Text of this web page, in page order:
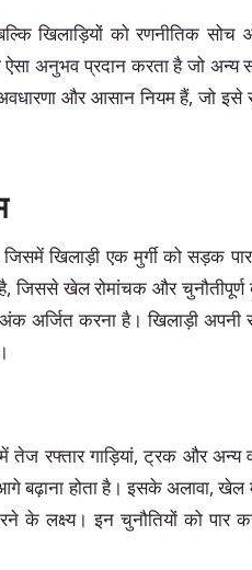
खिलाड़ियों को रणनीतिक सोच
ऐसा अनुभव प्रदान करता है जो अन्य
और आसान नियम हैं, जो इसे
खिलाड़ी एक मुर्गी को सड़क
जिससे खेल रोमांचक और चुनौतीपूर्ण
अर्जित करना है। खिलाड़ी अपनी
तेज रफ्तार गाड़ियां, ट्रक और अन्य
बढ़ाना होता है। इसके अलावा, खेल
के लक्ष्य। इन चुनौतियों को पार